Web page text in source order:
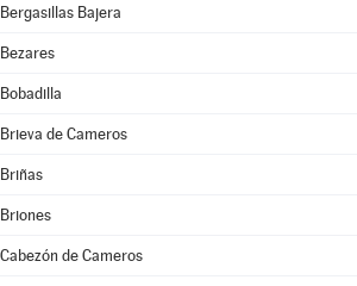
Bergasillas Bajera
Bezares
Bobadilla
Brieva de Cameros
Briñas
Briones
Cabezón de Cameros